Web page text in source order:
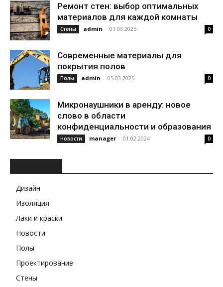
Ремонт стен: выбор оптимальных
материалов для каждой комнаты
Стены admin - 01.03.2025 0
Современные материалы для
покрытия полов
Полы admin - 05.03.2025 0
Микронаушники в аренду: новое
слово в области
конфиденциальности и образования
Новости manager - 01.02.2024 0
Дизайн
Изоляция
Лаки и краски
Новости
Полы
Проектирование
Стены